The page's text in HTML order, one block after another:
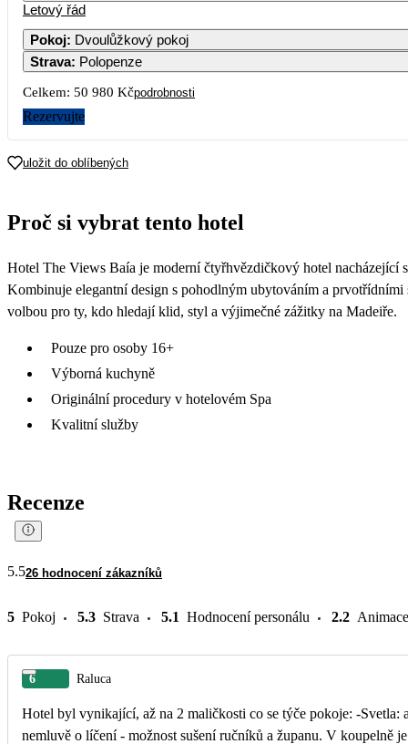
Letový řád
Pokoj: Dvoulůžkový pokoj
Strava: Polopenze
Celkem: 50 980 Kčpodrobnosti
Rezervujte
uložit do oblíbených
Proč si vybrat tento hotel
Hotel The Views Baía je moderní čtyřhvězdičkový hotel nacházející
Kombinuje elegantní design s pohodlným ubytováním a
volbou pro ty, kdo hledají klid, styl a výjimečné zážitky na Madeiře.
Pouze pro osoby 16+
Výborná kuchyně
Originální procedury v hotelovém Spa
Kvalitní služby
Recenze
5.526 hodnocení zákazníků
5 Pokoj 5.3 Strava 5.1 Hodnocení personálu 2.2 Animace
6 Raluca
Hotel byl vynikající, až na 2 maličkosti co se týče pokoje: -Svetla:
nemluvě o líčení - možnost sušení ručníků a županu. V